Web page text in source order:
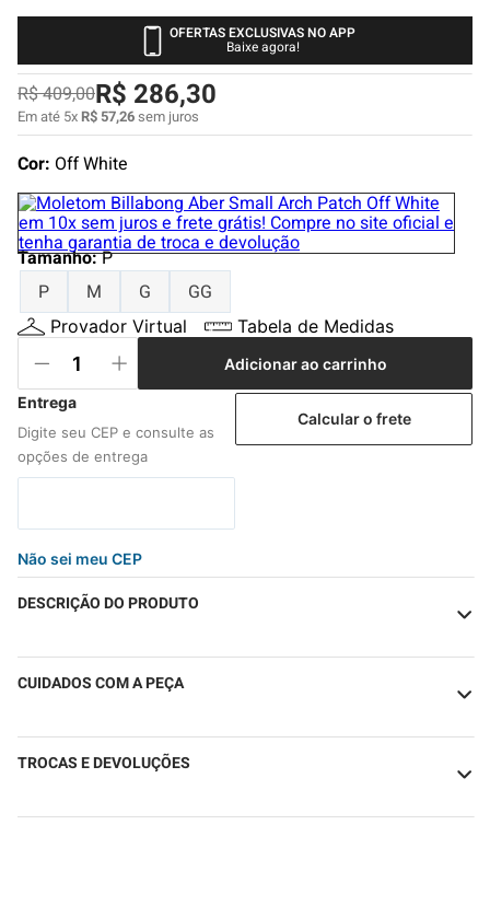
OFERTAS EXCLUSIVAS NO APP
Baixe agora!
R$409,00R$ 286,30
Em até 5xR$ 57,26sem juros
Cor: Off White
Tamanho:P
P
M G GG
Provador Virtual Tabela de Medidas
Adicionar ao carrinho
Não sei meu CEP
Calcular o frete
DESCRIÇÃO DO PRODUTO
CUIDADOS COM A PEÇA
TROCAS E DEVOLUÇÕES